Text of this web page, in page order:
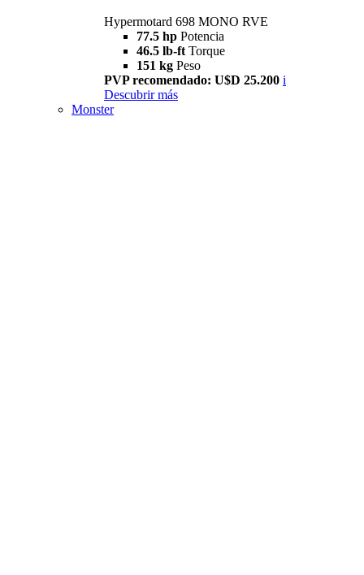
Hypermotard 698 MONO RVE
77.5 hp Potencia
46.5 lb-ft Torque
151 kg Peso
PVP recomendado: U$D 25.200 i
Descubrir más
Monster